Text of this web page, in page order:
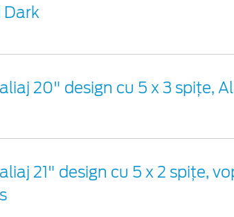
Dark
20" design cu 5 x 3 spițe,
21" design cu 5 x 2 spițe,